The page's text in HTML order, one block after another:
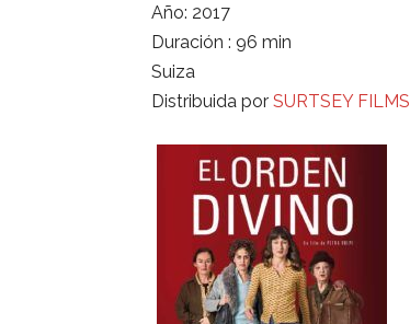
Año: 2017
Duración : 96 min
Suiza
Distribuida por SURTSEY FILMS